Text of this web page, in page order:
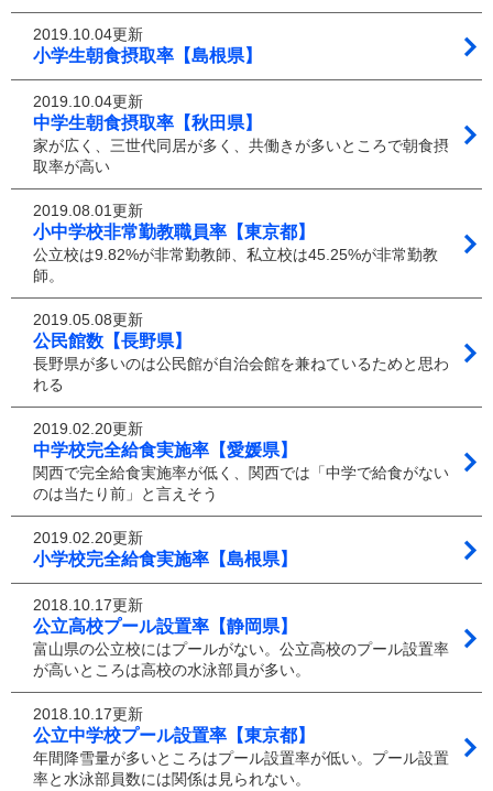
2019.10.04更新
小学生朝食摂取率【島根県】
2019.10.04更新
中学生朝食摂取率【秋田県】
家が広く、三世代同居が多く、共働きが多いところで朝食摂
取率が高い
2019.08.01更新
小中学校非常勤教職員率【東京都】
公立校は9.82%が非常勤教師、私立校は45.25%が非常勤教
師。
2019.05.08更新
公民館数【長野県】
長野県が多いのは公民館が自治会館を兼ねているためと思わ
れる
2019.02.20更新
中学校完全給食実施率【愛媛県】
関西で完全給食実施率が低く、関西では「中学で給食がない
のは当たり前」と言えそう
2019.02.20更新
小学校完全給食実施率【島根県】
2018.10.17更新
公立高校プール設置率【静岡県】
富山県の公立校にはプールがない。公立高校のプール設置率
が高いところは高校の水泳部員が多い。
2018.10.17更新
公立中学校プール設置率【東京都】
年間降雪量が多いところはプール設置率が低い。プール設置
率と水泳部員数には関係は見られない。